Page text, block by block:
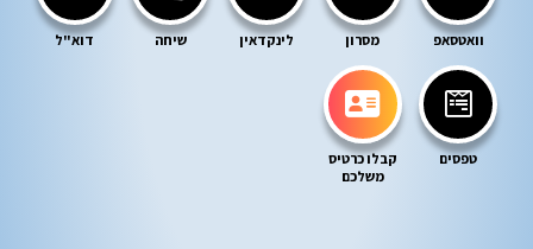
וואטסאפ מסרון לינקדאין שיחה דוא"ל
טפסים
קבלו כרטיס
משלכם